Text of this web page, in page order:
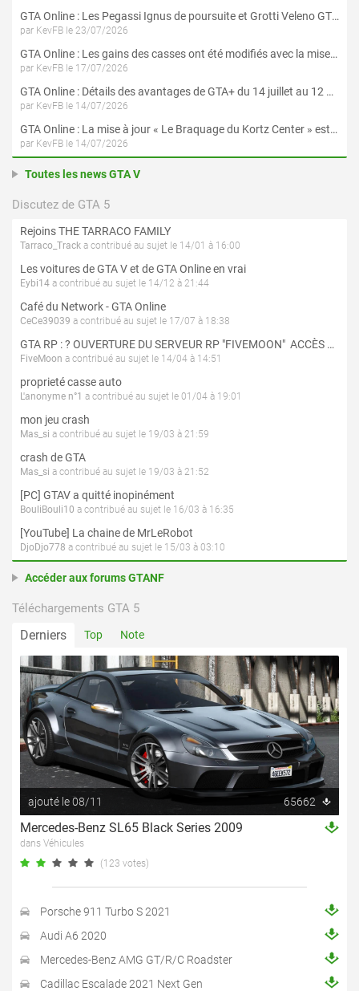
GTA Online : Les Pegassi Ignus de poursuite et Grotti Veleno GT sont maintenant disponibles
par KevFB le 23/07/2026
GTA Online : Les gains des casses ont été modifiés avec la mise à jour « Le Braquage du Kortz Center »
par KevFB le 17/07/2026
GTA Online : Détails des avantages de GTA+ du 14 juillet au 12 août
par KevFB le 14/07/2026
GTA Online : La mise à jour « Le Braquage du Kortz Center » est maintenant disponible
par KevFB le 14/07/2026
Toutes les news GTA V
Discutez de GTA 5
Rejoins THE TARRACO FAMILY
Tarraco_Track a contribué au sujet le 14/01 à 16:00
Les voitures de GTA V et de GTA Online en vrai
Eybi14 a contribué au sujet le 14/12 à 21:44
Café du Network - GTA Online
CeCe39039 a contribué au sujet le 17/07 à 18:38
GTA RP : ? OUVERTURE DU SERVEUR RP "FIVEMOON"  ACCÈS LIBRE ?
FiveMoon a contribué au sujet le 14/04 à 14:51
proprieté casse auto
L'anonyme n°1 a contribué au sujet le 01/04 à 19:01
mon jeu crash
Mas_si a contribué au sujet le 19/03 à 21:59
crash de GTA
Mas_si a contribué au sujet le 19/03 à 21:52
[PC] GTAV a quitté inopinément
BouliBouli10 a contribué au sujet le 16/03 à 16:35
[YouTube] La chaine de MrLeRobot
DjoDjo778 a contribué au sujet le 15/03 à 03:10
Accéder aux forums GTANF
Téléchargements GTA 5
Derniers Top Note
ajouté le 08/11 65662
Mercedes-Benz SL65 Black Series 2009
dans Véhicules
(123 votes)
Porsche 911 Turbo S 2021
Audi A6 2020
Mercedes-Benz AMG GT/R/C Roadster
Cadillac Escalade 2021 Next Gen